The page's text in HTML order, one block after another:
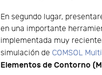
En segundo lugar,
en una importante
implementada muy
simulación de COMSOL
Elementos de Contorno